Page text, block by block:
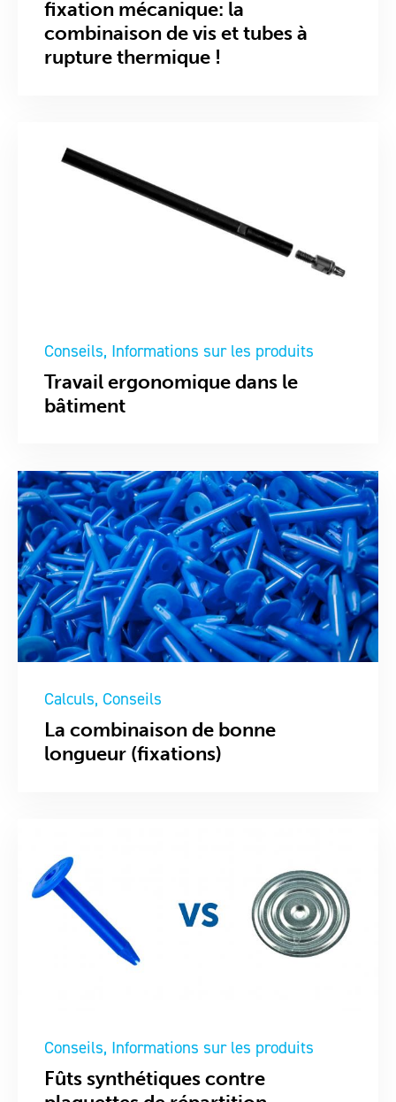
fixation mécanique: la
combinaison de vis et tubes à
rupture thermique !
Conseils Informations sur les produits
Travail ergonomique dans le
bâtiment
Calculs Conseils
La combinaison de bonne
longueur (fixations)
Conseils Informations sur les produits
Fûts synthétiques contre